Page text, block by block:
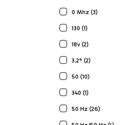
0 Mhz (3)
130 (1)
18v (2)
3.2° (2)
50 (10)
340 (1)
50 Hz (26)